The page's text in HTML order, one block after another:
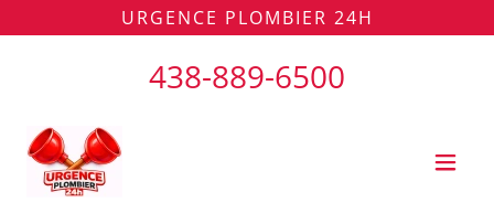
438-889-6500